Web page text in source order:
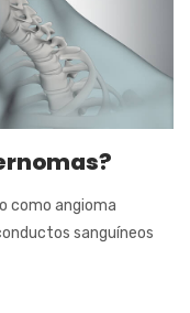
como angioma
sanguíneos